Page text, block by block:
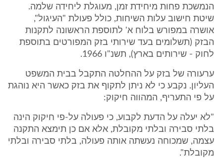
הנמשכת פחות מיחידת זמן, מעוגלת ליחידה שלמה.
שיטת חישוב עלות השיחות, כולל פעולת "העיגול",
אושרה במפורש בלוח א' לתוספת הראשונה לתקנות
הבזק (תשלומים בעד שירותי בזק המפורטים בתוספת
לחוק - שירותים בארץ), תשנ"ו 1966.
ערעורה של בזק על ההחלטה התקבל בבית המשפט
העליון. נקבע כי לא ניתן לתקוף את בזק כאשר היא נוהגת
על פי התעריף, המהווה חיקוק:
"לא יעלה על הדעת לקבוע, כי פעולה על-פי חיקוק הינה
בלתי סבירה ובלתי מקובלת, אלא אם כן תימצא התקנה
עצמה, שמכוחה נעשתה אותה פעולה, בלתי סבירה ובלתי
מקובלת".